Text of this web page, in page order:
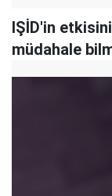
IŞİD'in
müdahale